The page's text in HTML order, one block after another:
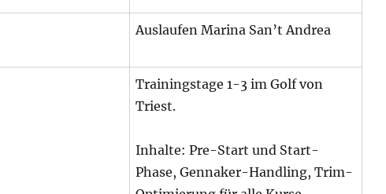
Auslaufen Marina San’t Andrea
Trainingstage 1-3 im Golf von
Triest.
Inhalte: Pre-Start und Start-
Phase, Gennaker-Handling, Trim-